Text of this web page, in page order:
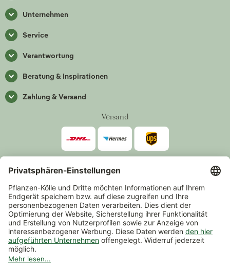
Unternehmen
Service
Verantwortung
Beratung & Inspirationen
Zahlung & Versand
Versand
Zahlarten
*Alle Preise inkl. gesetzlicher Mehrwertsteuer zzgl.Versand
Mindestbestellwert 14,90 €, ausgenommen sind Gutscheine und
Events.